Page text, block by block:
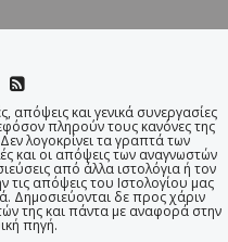
απόψεις και γενικά συνεργασίες
πληρούν τους κανόνες της
λογοκρίνει τα γραπτά των
και οι απόψεις των αναγνωστών
από άλλα ιστολόγια ή τον
τις απόψεις του Ιστολογίου μας
Δημοσιεύονται δε προς χάριν
της και πάντα με αναφορά στην
πηγή.